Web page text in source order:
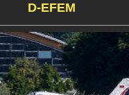
D-EFEM